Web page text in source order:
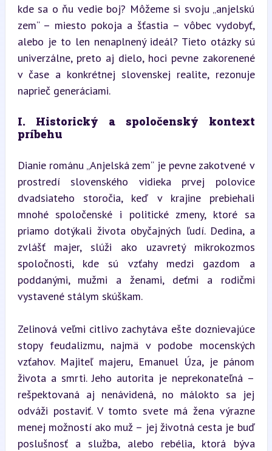
kde sa o ňu vedie boj? Môžeme si svoju „anjelskú
zem“ – miesto pokoja a šťastia – vôbec vydobyť,
alebo je to len nenaplnený ideál? Tieto otázky sú
univerzálne, preto aj dielo, hoci pevne zakorenené
v čase a konkrétnej slovenskej realite, rezonuje
naprieč generáciami.
I. Historický a spoločenský kontext
príbehu
Dianie románu „Anjelská zem“ je pevne zakotvené v
prostredí slovenského vidieka prvej polovice
dvadsiateho storočia, keď v krajine prebiehali
mnohé spoločenské i politické zmeny, ktoré sa
priamo dotýkali života obyčajných ľudí. Dedina, a
zvlášť majer, slúži ako uzavretý mikrokozmos
spoločnosti, kde sú vzťahy medzi gazdom a
poddanými, mužmi a ženami, deťmi a rodičmi
vystavené stálym skúškam.
Zelinová veľmi citlivo zachytáva ešte doznievajúce
stopy feudalizmu, najmä v podobe mocenských
vzťahov. Majiteľ majeru, Emanuel Úza, je pánom
života a smrti. Jeho autorita je neprekonateľná –
rešpektovaná aj nenávidená, no málokto sa jej
odváži postaviť. V tomto svete má žena výrazne
menej možností ako muž – jej životná cesta je buď
poslušnosť a služba, alebo rebélia, ktorá býva